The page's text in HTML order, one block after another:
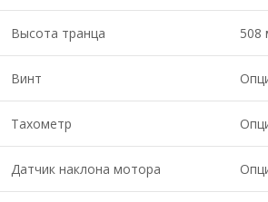
Высота транца 508
Винт
Тахометр
Датчик наклона мотора